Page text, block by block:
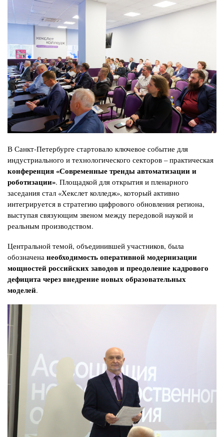
В Санкт-Петербурге стартовало ключевое событие для
индустриального и технологического секторов – практическая
конференция «Современные тренды автоматизации и
роботизации». Площадкой для открытия и пленарного
заседания стал «Хекслет колледж», который активно
интегрируется в стратегию цифрового обновления региона,
выступая связующим звеном между передовой наукой и
реальным производством.
Центральной темой, объединившей участников, была
обозначена необходимость оперативной модернизации
мощностей российских заводов и преодоление кадрового
дефицита через внедрение новых образовательных
моделей.
Изображение